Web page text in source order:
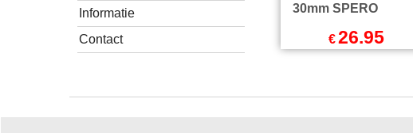
Informatie
Contact
30mm SPERO
€26.95
Excl.BTW